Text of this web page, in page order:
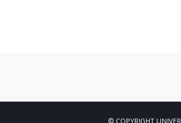
© COPYRIGHT